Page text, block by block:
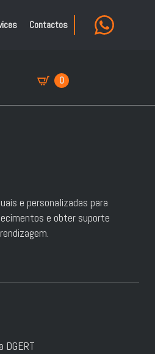
Contactos
0
e personalizadas para
e obter suporte